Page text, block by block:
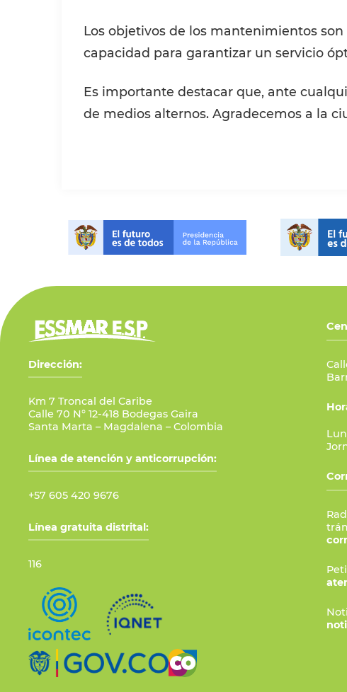
Los objetivos de los mantenimientos
capacidad para garantizar un servicio
Es importante destacar que, ante
de medios alternos. Agradecemos a la
Dirección:
Km 7 Troncal del Caribe
Calle 70 N° 12-418 Bodegas Gaira
Santa Marta – Magdalena – Colombia
Línea de atención y anticorrupción:
+57 605 420 9676
Línea gratuita distrital:
116